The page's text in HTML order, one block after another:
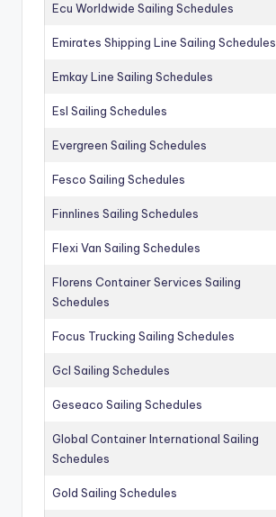
Ecu Worldwide Sailing Schedules
Emirates Shipping Line Sailing Schedules
Emkay Line Sailing Schedules
Esl Sailing Schedules
Evergreen Sailing Schedules
Fesco Sailing Schedules
Finnlines Sailing Schedules
Flexi Van Sailing Schedules
Florens Container Services Sailing
Schedules
Focus Trucking Sailing Schedules
Gcl Sailing Schedules
Geseaco Sailing Schedules
Global Container International Sailing
Schedules
Gold Sailing Schedules